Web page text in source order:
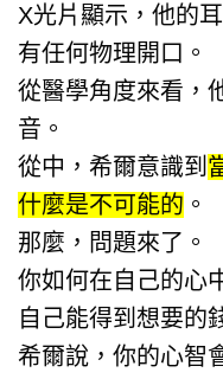
X光片顯示，他的
有任何物理開口。
從醫學角度來看，
音。
從中，希爾意識到
什麼是不可能的 。
那麼，問題來了。
你如何在自己的心
自己能得到想要的
希爾說，你的心智